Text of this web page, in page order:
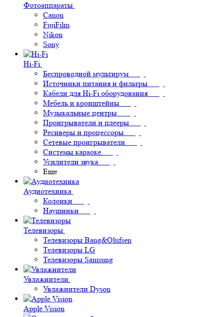
Фотоаппараты
Canon
FujiFilm
Nikon
Sony
Hi-Fi
Беспроводной мультирум
Источники питания и фильтры
Кабели для Hi-Fi оборудования
Мебель и кронштейны
Музыкальные центры
Проигрыватели и плееры
Ресиверы и процессоры
Сетевые проигрыватели
Системы караоке
Усилители звука
Еще
Аудиотехника
Колонки
Наушники
Телевизоры
Телевизоры Bang&Olufsen
Телевизоры LG
Телевизоры Samsung
Увлажнители
Увлажнители Dyson
Apple Vision